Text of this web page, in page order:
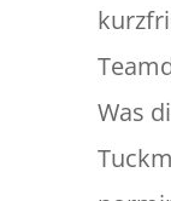
Was